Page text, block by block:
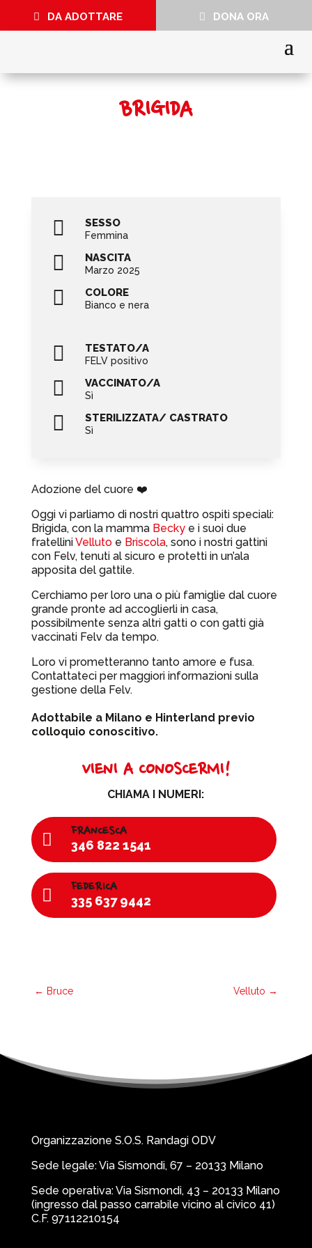
DA ADOTTARE DONA ORA
BRIGIDA
 SESSO
Femmina
 NASCITA
Marzo 2025
 COLORE
Bianco e nera
 TESTATO/A
FELV positivo
 VACCINATO/A
Sì
 STERILIZZATA/ CASTRATO
Sì
Adozione del cuore ❤️
Oggi vi parliamo di nostri quattro ospiti speciali:
Brigida, con la mamma Beckye i suoi due
fratelliniVellutoe Briscola, sono i nostri gattini
con Felv, tenuti al sicuro e protetti in un’ala
apposita del gattile.
Cerchiamo per loro una o più famiglie dal cuore
grande pronte ad accoglierli in casa,
possibilmente senza altri gatti o con gatti già
vaccinati Felv da tempo.
Loro vi prometteranno tanto amore e fusa.
Contattateci per maggiori informazioni sulla
gestione della Felv.
Adottabile a Milano e Hinterland previo
colloquio conoscitivo.
VIENI A CONOSCERMI!
CHIAMA I NUMERI:

FRANCESCA
346 822 1541

FEDERICA
335 637 9442
← Bruce Velluto →
Organizzazione S.O.S. Randagi ODV
Sede legale: Via Sismondi, 67 – 20133 Milano
Sede operativa: Via Sismondi, 43 – 20133 Milano
(ingresso dal passo carrabile vicino al civico 41)
C.F. 97112210154